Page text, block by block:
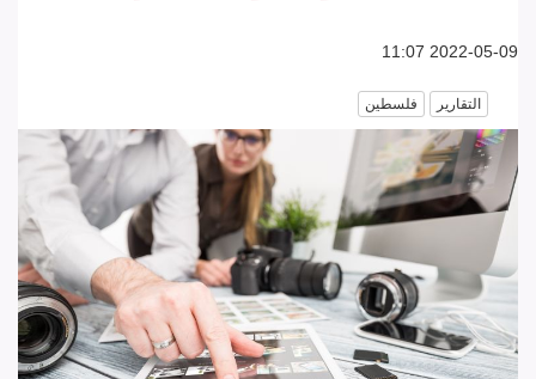
2022-05-09 11:07
التقارير فلسطين